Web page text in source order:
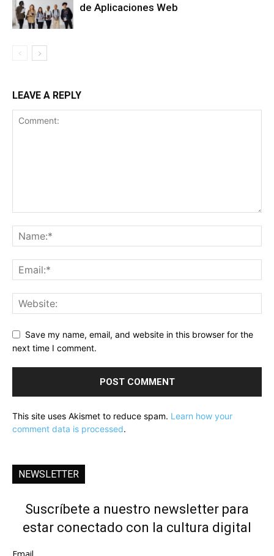
de Aplicaciones Web
LEAVE A REPLY
Save my name, email, and website in this browser for the
next time I comment.
This site uses Akismet to reduce spam. Learn how your
comment data is processed.
NEWSLETTER
Suscríbete a nuestro newsletter para
estar conectado con la cultura digital